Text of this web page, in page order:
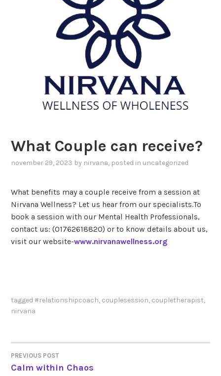
What Couple can receive?
november 29, 2023 by nirvana, posted in uncategorized
What benefits may a couple receive from a session at
Nirvana Wellness? Let us hear from our specialists.To
book a session with our Mental Health Professionals,
contact us: (01762618820) or to know details about us,
visit our website-www.nirvanawellness.org
tagged #relationshipcoach, couplesession, coupletherapist,
nirvana
POST
PREVIOUS POST
Calm within Chaos